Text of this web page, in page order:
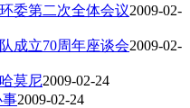
委第二次全体会议2009-02-
成立70周年座谈会2009-02-
莫尼2009-02-24
事2009-02-24